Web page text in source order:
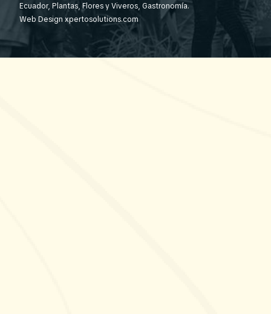
Ecuador, Plantas, Flores y Viveros, Gastronomía.
Web Design xpertosolutions.com